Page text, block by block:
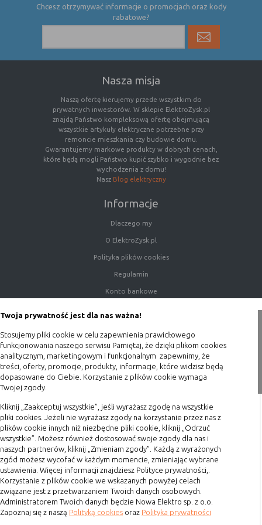
Twoja prywatność jest dla nas ważna!
Stosujemy pliki cookie w celu zapewnienia prawidłowego
funkcjonowania naszego serwisu Pamiętaj, że dzięki plikom cookies
analitycznym, marketingowym i funkcjonalnym zapewnimy, że
treści, oferty, promocje, produkty, informacje, które widzisz będą
dopasowane do Ciebie. Korzystanie z plików cookie wymaga
Twojej zgody.
Kliknij „Zaakceptuj wszystkie”, jeśli wyrażasz zgodę na wszystkie
pliki cookies. Jeżeli nie wyrażasz zgody na korzystanie przez nas z
plików cookie innych niż niezbędne pliki cookie, kliknij „Odrzuć
wszystkie”. Możesz również dostosować swoje zgody dla nas i
naszych partnerów, kliknij „Zmieniam zgody”. Każdą z wyrażonych
zgód możesz wycofać w każdym momencie, zmieniając wybrane
ustawienia. Więcej informacji znajdziesz Polityce prywatności,.
Korzystanie z plików cookie we wskazanych powyżej celach
związane jest z przetwarzaniem Twoich danych osobowych.
Administratorem Twoich danych będzie Nowa Elektro sp. z o.o.
Zapoznaj się z naszą Polityką cookies oraz Polityka prywatności
Rodzaj
Opis
cookie umieszczone na czas korzystania z
(persistent
nie jest kasowane po zamknięciu
przeglądarki i pozostaje w urządzeniu
użytkownika na określony czas lub bez
okresu ważności w zależności od ustawień
właściciela witryny
C. Ze względu na pochodzenie – administratora
Opis
cookie umieszczone bezpośrednio przez
odwiedzona
(third-party
cookie)
cookie umieszczone przez zewnętrzne
zostały wywołane przez właściciela
witryny
Uwaga:cookie mogą być wywołane przez administratora
za pomocą skryptów, komponentów, które znajdują się na
serwerach partnera, umiejscowionych w innej lokalizacji –
innym kraju lub nawet zupełnie innym systemie prawnym.
W przypadku wywołania przez administratora witryny
komponentów serwisu pochodzących spoza systemu
administratora mogą obowiązywać inne standardowe
zasady polityki cookies niż polityka prywatności / cookies
administratora witryny.
D. Ze względu na cel jakiemu służą:
Rodzaj Opis
Chcesz otrzymywać informacje o promocjach oraz kody
rabatowe?
Nasza misja
Naszą ofertę kierujemy przede wszystkim do
prywatnych inwestorów. W sklepie ElektroZysk.pl
znajdą Państwo kompleksową ofertę obejmującą
wszystkie artykuły elektryczne potrzebne przy
remoncie mieszkania czy budowie domu.
Gwarantujemy markowe produkty w dobrych cenach,
które będą mogli Państwo kupić szybko i wygodnie bez
wychodzenia z domu!
Nasz Blog elektryczny
Informacje
Dlaczego my
O ElektroZysk.pl
Polityka plików cookies
Regulamin
Konto bankowe
Blog
Zakupy
Terminy realizacji
Koszty przesyłki
Dostawa
Reklamacje
Zwrot towaru
Kontakt
Szybki kontakt